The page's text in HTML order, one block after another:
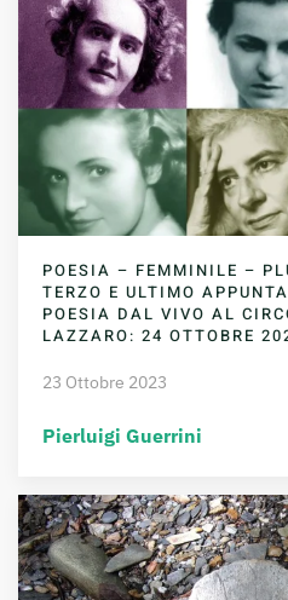
POESIA – FEMMINILE –
TERZO E ULTIMO
POESIA DAL VIVO AL
LAZZARO: 24 OTTOBRE
23 Ottobre 2023
Pierluigi Guerrini